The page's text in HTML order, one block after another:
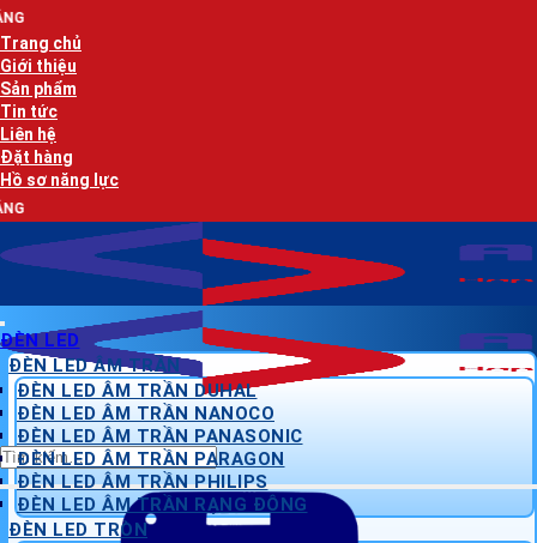
Bỏ
qua
nội
dung
Trang chủ
Giới thiệu
Sản phẩm
Tin tức
Liên hệ
Đặt hàng
Hồ sơ năng lực
Tìm
kiếm:
ĐÈN LED
ĐÈN LED ÂM TRẦN
ĐÈN LED ÂM TRẦN DUHAL
ĐÈN LED ÂM TRẦN NANOCO
ĐÈN LED ÂM TRẦN PANASONIC
ĐÈN LED ÂM TRẦN PARAGON
ĐÈN LED ÂM TRẦN PHILIPS
ĐÈN LED ÂM TRẦN RẠNG ĐÔNG
ĐÈN LED TRÒN